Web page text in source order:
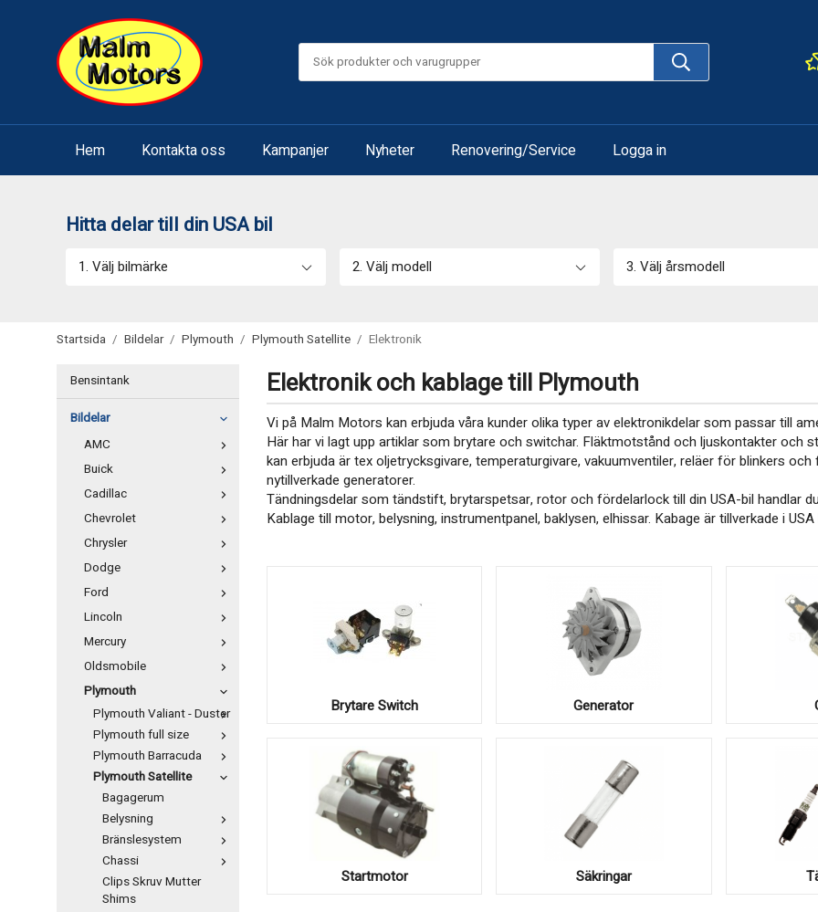
Hem Kontakta oss Kampanjer Nyheter Renovering/Service Logga in
Hitta delar till din USA bil
1. Välj bilmärke 2. Välj modell 3. Välj årsmodell
Startsida / Bildelar / Plymouth / Plymouth Satellite / Elektronik
Bensintank
Bildelar
AMC
Buick
Cadillac
Chevrolet
Chrysler
Dodge
Ford
Lincoln
Mercury
Oldsmobile
Plymouth
Plymouth Valiant - Duster
Plymouth full size
Plymouth Barracuda
Plymouth Satellite
Bagagerum
Belysning
Bränslesystem
Chassi
Clips Skruv Mutter
Shims
Elektronik och kablage till Plymouth
Vi på Malm Motors kan erbjuda våra kunder olika typer av elektronikdelar som passar till
Här har vi lagt upp artiklar som brytare och switchar. Fläktmotstånd och ljuskontakter och
kan erbjuda är tex oljetrycksgivare, temperaturgivare, vakuumventiler, reläer för blinkers
nytillverkade generatorer.
Tändningsdelar som tändstift, brytarspetsar, rotor och fördelarlock till din USA-bil handlar
Kablage till motor, belysning, instrumentpanel, baklysen, elhissar. Kabage är tillverkade i
Brytare Switch Generator
Startmotor Säkringar